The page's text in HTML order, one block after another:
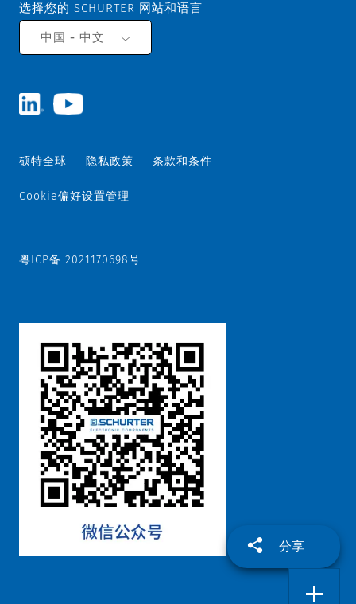
分享
选择您的 SCHURTER 网站和语言
中国 - 中文
硕特全球 隐私政策 条款和条件
Cookie偏好设置管理
粤ICP备 2021170698号